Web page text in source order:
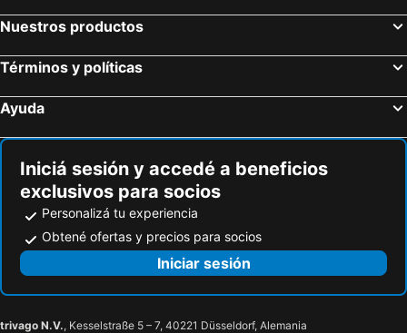
Venecia, Véneto Hoteles
Nápoles, Campania Hoteles
Bari, Apulia Hoteles
Nuestros productos
Términos y políticas
Ayuda
Iniciá sesión y accedé a beneficios
exclusivos para socios
Personalizá tu experiencia
Obtené ofertas y precios para socios
Iniciar sesión
trivago N.V., Kesselstraße 5 – 7, 40221 Düsseldorf, Alemania